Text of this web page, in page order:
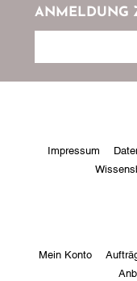
ANMELDUNG
newsletter
Impressum
Mein Konto